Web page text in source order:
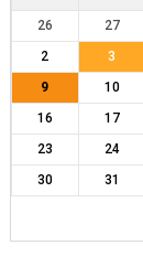
26 27
2
3
9
10
16
17
23
24
30
31